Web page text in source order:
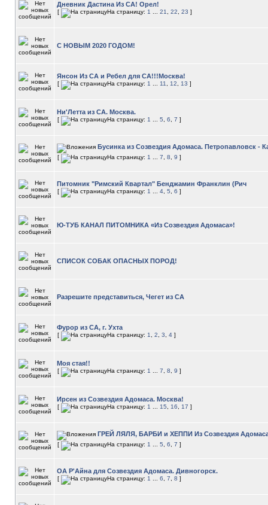
Дневник Дастина Из СА! Орел!
[ На страницу: 1 21 22 23 ]
С НОВЫМ 2020 ГОДОМ!
Янсон Из СА и Ребел для СА!!!Москва!
[ На страницу: 1 11 12 13 ]
Ни'Летта из СА. Москва.
[ На страницу: 1 5 6 7 ]
Бусинка из Созвездия Адомаса. Петропавловск -
[ На страницу: 1 7 8 9 ]
Питомник "Римский Квартал" Бенджамин Франклин (Рич
[ На страницу: 1 4 5 6 ]
Ю-ТУБ КАНАЛ ПИТОМНИКА «Из Созвездия Адомаса»!
СПИСОК СОБАК ОПАСНЫХ ПОРОД!
Разрешите представиться, Чегет из СА
Фурор из СА, г. Ухта
[ На страницу: 1 2 3 4 ]
Моя стая!!
[ На страницу: 1 7 8 9 ]
Ирсен из Созвездия Адомаса. Москва!
[ На страницу: 1 15 16 17 ]
ГРЕЙ ЛЯЛЯ, БАРБИ и ХЕППИ Из Созвездия
[ На страницу: 1 5 6 7 ]
ОА Р'Айна для Созвездия Адомаса. Дивногорск.
[ На страницу: 1 6 7 8 ]